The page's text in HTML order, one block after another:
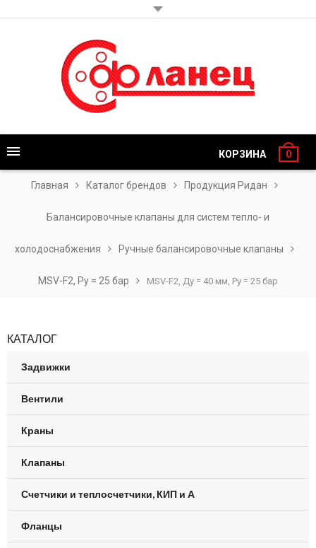
КОРЗИНА 0
Главная Каталог брендов Продукция Ридан
Балансировочные клапаны для систем тепло- и
холодоснабжения Ручные балансировочные клапаны
MSV-F2, Py = 25 бар MSV-F2, Ду = 40 мм, Ру = 25 бар
КАТАЛОГ
Задвижки
Вентили
Краны
Клапаны
Счетчики и теплосчетчики, КИП и А
Фланцы